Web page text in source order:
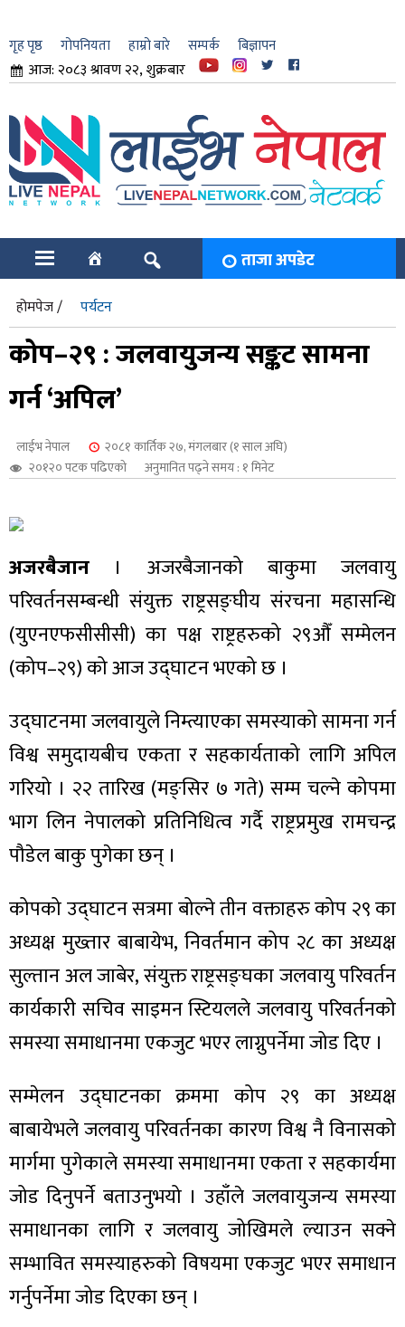
गृह पृष्ठ गोपनियता हाम्रो बारे सम्पर्क बिज्ञापन
आज: २०८३ श्रावण २२, शुक्रबार
ताजा अपडेट
होमपेज / पर्यटन
कोप–२९ : जलवायुजन्य सङ्कट सामना
गर्न ‘अपिल’
लाईभ नेपाल
२०८१ कार्तिक २७, मंगलबार (१ साल अघि)
२०१२० पटक पढिएको
अनुमानित पढ्ने समय : १ मिनेट
अजरबैजान । अजरबैजानको बाकुमा जलवायु
परिवर्तनसम्बन्धी संयुक्त राष्ट्रसङ्घीय संरचना महासन्धि
(युएनएफसीसीसी) का पक्ष राष्ट्रहरुको २९औँ सम्मेलन
(कोप–२९) को आज उद्घाटन भएको छ ।
उद्घाटनमा जलवायुले निम्त्याएका समस्याको सामना गर्न
विश्व समुदायबीच एकता र सहकार्यताको लागि अपिल
गरियो । २२ तारिख (मङ्सिर ७ गते) सम्म चल्ने कोपमा
भाग लिन नेपालको प्रतिनिधित्व गर्दै राष्ट्रप्रमुख रामचन्द्र
पौडेल बाकु पुगेका छन् ।
कोपको उद्घाटन सत्रमा बोल्ने तीन वक्ताहरु कोप २९ का
अध्यक्ष मुख्तार बाबायेभ, निवर्तमान कोप २८ का अध्यक्ष
सुल्तान अल जाबेर, संयुक्त राष्ट्रसङ्घका जलवायु परिवर्तन
कार्यकारी सचिव साइमन स्टियलले जलवायु परिवर्तनको
समस्या समाधानमा एकजुट भएर लाग्नुपर्नेमा जोड दिए ।
सम्मेलन उद्घाटनका क्रममा कोप २९ का अध्यक्ष
बाबायेभले जलवायु परिवर्तनका कारण विश्व नै विनासको
मार्गमा पुगेकाले समस्या समाधानमा एकता र सहकार्यमा
जोड दिनुपर्ने बताउनुभयो । उहाँले जलवायुजन्य समस्या
समाधानका लागि र जलवायु जोखिमले ल्याउन सक्ने
सम्भावित समस्याहरुको विषयमा एकजुट भएर समाधान
गर्नुपर्नेमा जोड दिएका छन् ।